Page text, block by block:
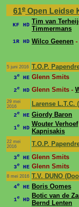
61e Open Leidse
KF HD Tim van
Timmermans
1R HD Wilco Geenen -
5 juni 2016 T.O.P.
3e HE Glenn Smits
2e HD Glenn Smits -
29 mei
2016
Larense L.T.C.
2e HE Giordy Baron
1e HD
Wouter Verhoef
Kapnisakis
22 mei
2016
T.O.P.
3e HE Glenn Smits
3e HE Glenn Smits
8 mei 2016 T.V. DUNO
4e HE Boris Oomes
1e HD
Botic van de
Bernd Lenten